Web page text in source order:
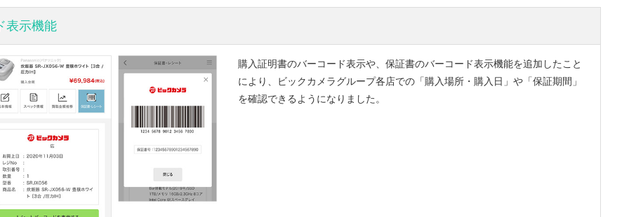
表示機能
購入証明書のバーコード表示や、保証書のバーコード表示機能を追加したこと
により、ビックカメラグループ各店での「購入場所・購入日」や「保証期間」
を確認できるようになりました。